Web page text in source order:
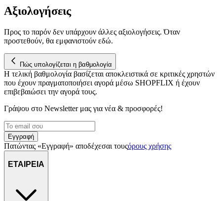
Αξιολογήσεις
Προς το παρόν δεν υπάρχουν άλλες αξιολογήσεις. Όταν
προστεθούν, θα εμφανιστούν εδώ.
Πώς υπολογίζεται η βαθμολογία
Η τελική βαθμολογία βασίζεται αποκλειστικά σε κριτικές χρηστών
που έχουν πραγματοποιήσει αγορά μέσω SHOPFLIX ή έχουν
επιβεβαιώσει την αγορά τους.
Γράψου στο Νewsletter μας για νέα & προσφορές!
Εγγραφή
Πατώντας «Εγγραφή» αποδέχεσαι τουςόρους χρήσης
ΕΤΑΙΡΕΙΑ